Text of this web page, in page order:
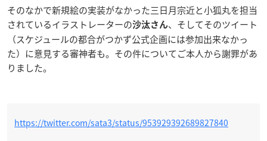
そのなかで新規絵の実装がなかった三日月宗近と小狐丸を担当
されているイラストレーターの沙汰さん、そしてそのツイート
（スケジュールの都合がつかず公式企画には参加出来なかっ
た）に意見する審神者も。その件についてご本人から謝罪があ
りました。
https://twitter.com/sata3/status/953929392689827840